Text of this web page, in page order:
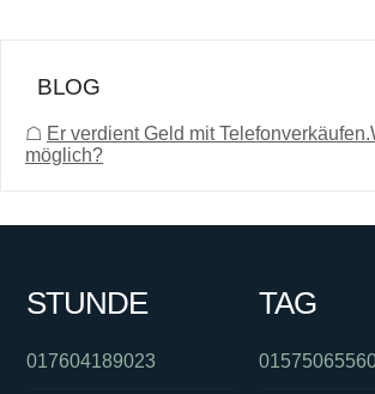
BLOG
☖ Er verdient Geld mit
möglich?
STUNDE
017604189023
TAG